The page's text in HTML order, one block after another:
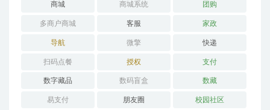
商城 商城系统 团购
多商户商城 客服 家政
导航 微擎 快递
扫码点餐 授权 支付
数字藏品 数码盲盒 数藏
易支付 朋友圈 校园社区